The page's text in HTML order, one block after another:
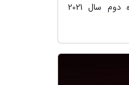
فلیپ 2) را در سه ماه دوم سال 2021